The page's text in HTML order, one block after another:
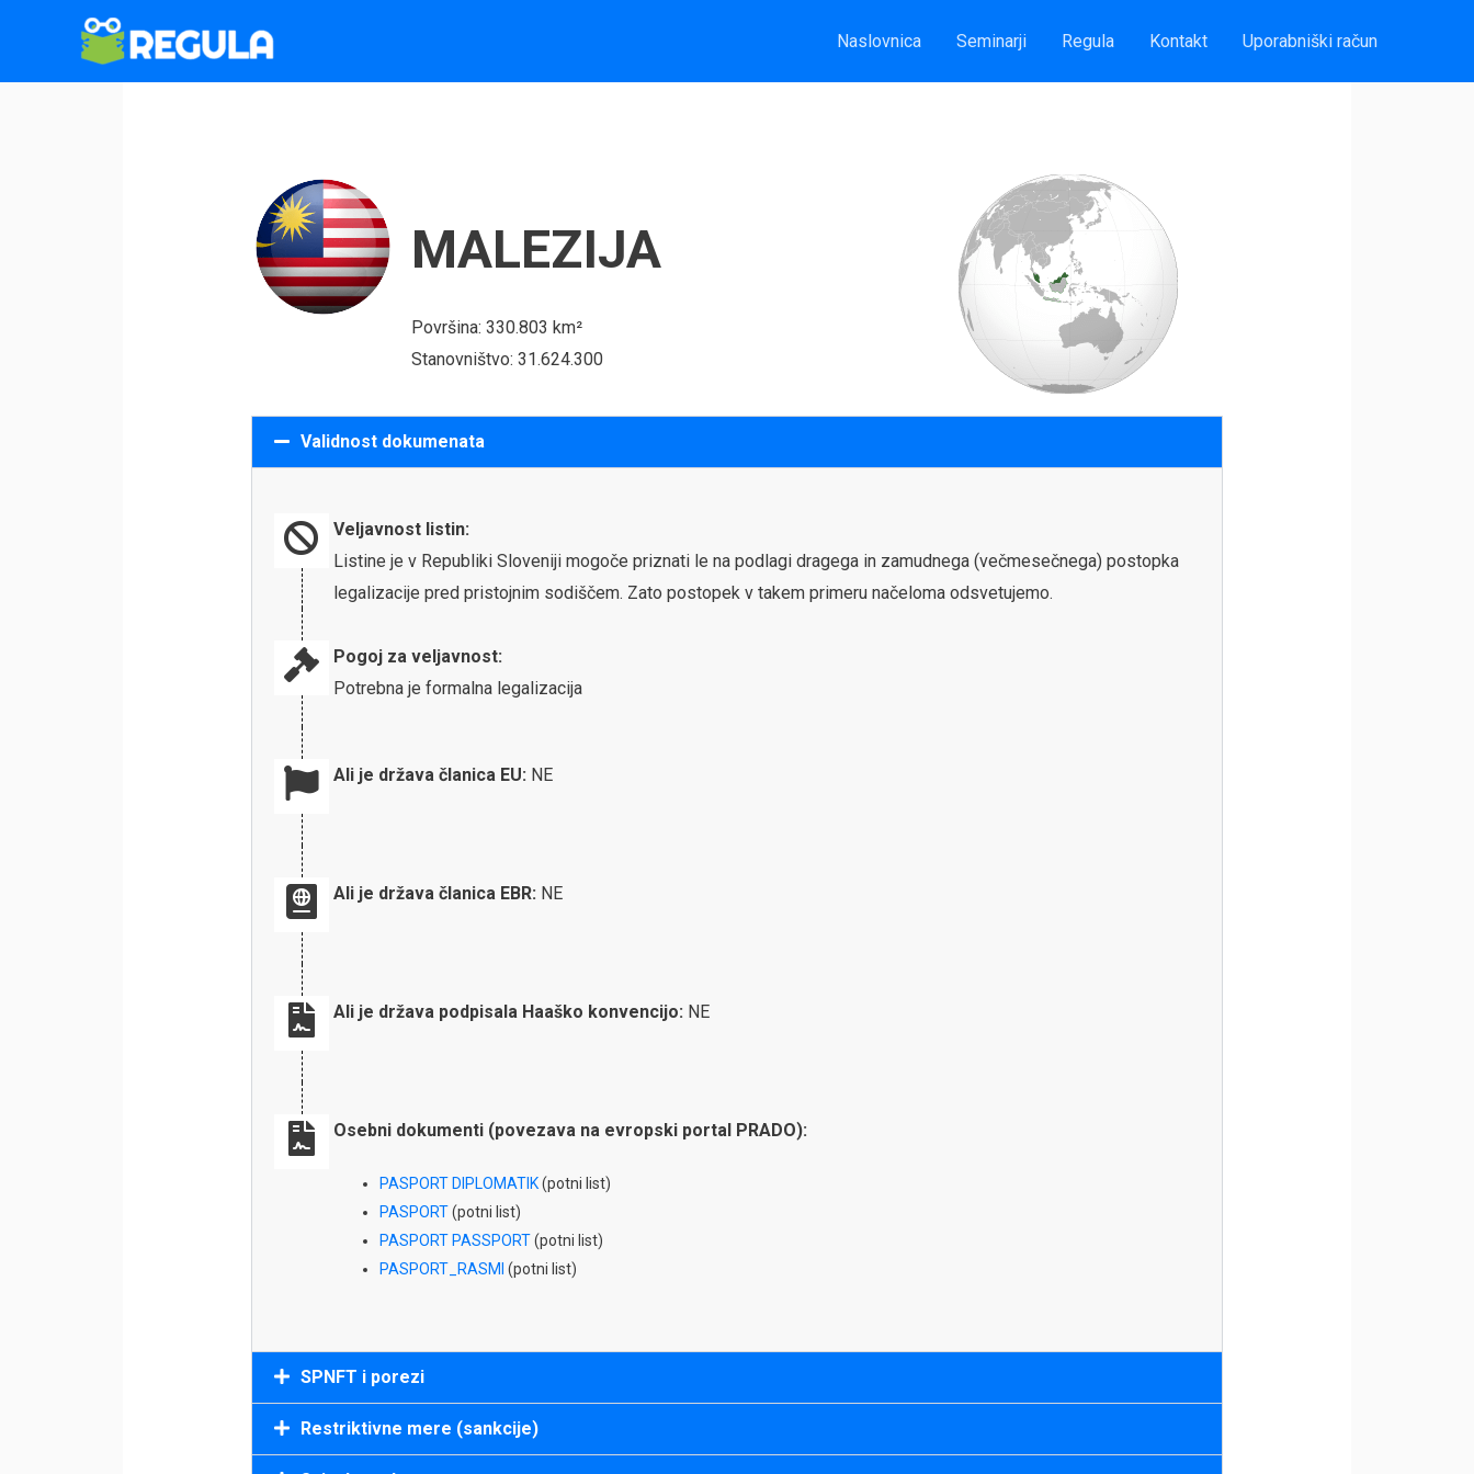
садржај
Naslovnica Seminarji Regula Kontakt Uporabniški račun
MALEZIJA
Površina: 330.803 km²
Stanovništvo: 31.624.300
Validnost dokumenata
Veljavnost listin:
Listine je v Republiki Sloveniji mogoče priznati le na podlagi dragega in zamudnega (večmesečnega) postopka
legalizacije pred pristojnim sodiščem. Zato postopek v takem primeru načeloma odsvetujemo.
Pogoj za veljavnost:
Potrebna je formalna legalizacija
Ali je država članica EU: NE
Ali je država članica EBR: NE
Ali je država podpisala Haaško konvencijo: NE
Osebni dokumenti (povezava na evropski portal PRADO):
PASPORT DIPLOMATIK(potni list)
PASPORT(potni list)
PASPORT PASSPORT(potni list)
PASPORT_RASMI (potni list)
SPNFT i porezi
Restriktivne mere (sankcije)